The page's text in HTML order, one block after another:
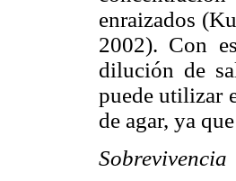
enraizados
2002). Con
dilución de
puede utilizar
de agar, ya
Sobrevivencia